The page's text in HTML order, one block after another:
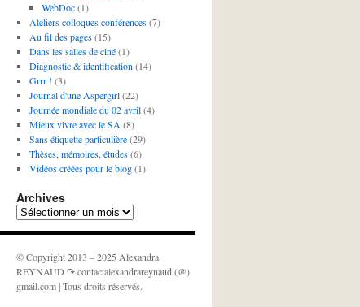
WebDoc(1)
Ateliers colloques conférences(7)
Au fil des pages(15)
Dans les salles de ciné(1)
Diagnostic & identification (14)
Grrr ! (3)
Journal d'une Aspergirl(22)
Journée mondiale du 02 avril(4)
Mieux vivre avec le SA (8)
Sans étiquette particulière(29)
Thèses, mémoires, études(6)
Vidéos créées pour le blog(1)
Archives
Archives
© Copyright 2013 – 2025 Alexandra
REYNAUD ↷ contactalexandrareynaud (@)
gmail.com | Tous droits réservés.